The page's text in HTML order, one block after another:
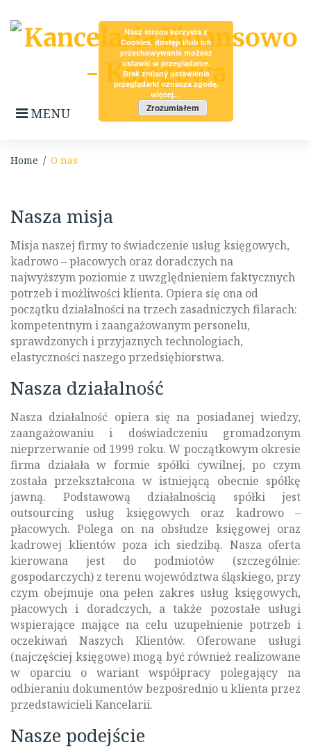
content
MENU
Home / O nas
nas
Nasza misja
Misja naszej firmy to świadczenie usług księgowych,
kadrowo – płacowych oraz doradczych na
najwyższym poziomie z uwzględnieniem faktycznych
potrzeb i możliwości klienta. Opiera się ona od
początku działalności na trzech zasadniczych filarach:
kompetentnym i zaangażowanym personelu,
sprawdzonych i przyjaznych technologiach,
elastyczności naszego przedsiębiorstwa.
Nasza działalność
Nasza działalność opiera się na posiadanej wiedzy,
zaangażowaniu i doświadczeniu gromadzonym
nieprzerwanie od 1999 roku. W początkowym okresie
firma działała w formie spółki cywilnej, po czym
została przekształcona w istniejącą obecnie spółkę
jawną. Podstawową działalnością spółki jest
outsourcing usług księgowych oraz kadrowo –
płacowych. Polega on na obsłudze księgowej oraz
kadrowej klientów poza ich siedzibą. Nasza oferta
kierowana jest do podmiotów (szczególnie:
gospodarczych) z terenu województwa śląskiego, przy
czym obejmuje ona pełen zakres usług księgowych,
płacowych i doradczych, a także pozostałe usługi
wspierające mające na celu uzupełnienie potrzeb i
oczekiwań Naszych Klientów. Oferowane usługi
(najczęściej księgowe) mogą być również realizowane
w oparciu o wariant współpracy polegający na
odbieraniu dokumentów bezpośrednio u klienta przez
przedstawicieli Kancelarii.
Nasze podejście
Nasz strona korzysta z
Cookies, dostęp i/lub ich
przechowywanie możesz
ustawić w przeglądarce.
Brak zmiany ustawienia
przeglądarki oznacza zgodę.
więcej…
Zrozumiałem